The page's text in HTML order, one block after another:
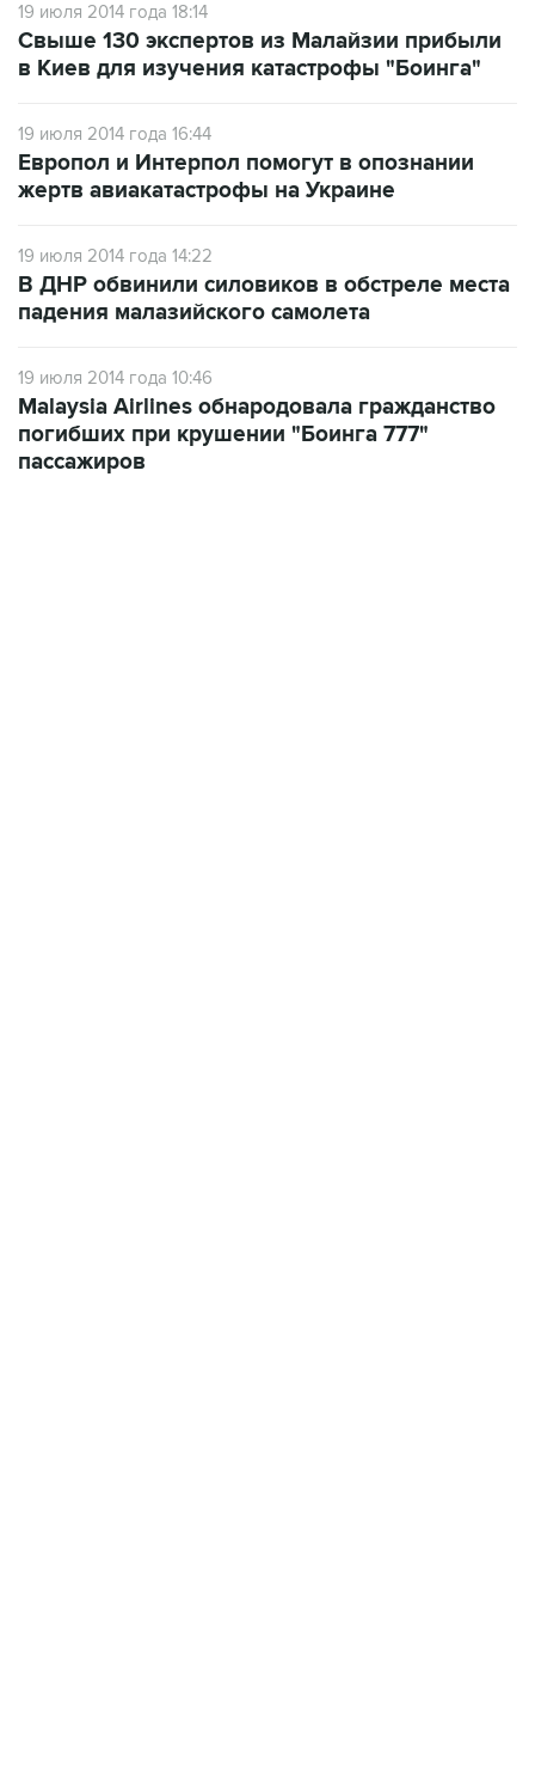
19 июля 2014 года 18:14
Свыше 130 экспертов из Малайзии прибыли
в Киев для изучения катастрофы "Боинга"
19 июля 2014 года 16:44
Европол и Интерпол помогут в опознании
жертв авиакатастрофы на Украине
19 июля 2014 года 14:22
В ДНР обвинили силовиков в обстреле места
падения малазийского самолета
19 июля 2014 года 10:46
Malaysia Airlines обнародовала гражданство
погибших при крушении "Боинга 777"
пассажиров